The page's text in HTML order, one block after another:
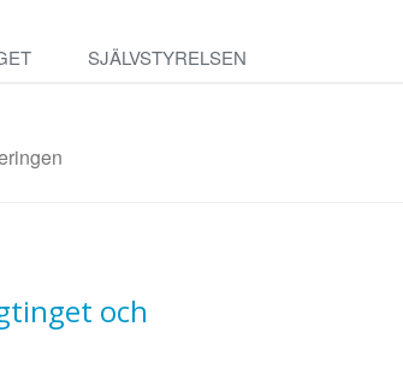
SJÄLVSTYRELSEN
och